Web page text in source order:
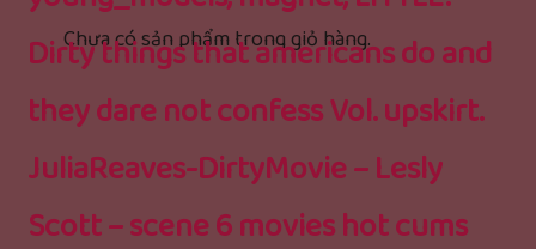
Chưa có sản phẩm trong giỏ hàng.
Dirty things that americans do and
they dare not confess Vol. upskirt.
JuliaReaves-DirtyMovie – Lesly
Scott – scene 6 movies hot cums